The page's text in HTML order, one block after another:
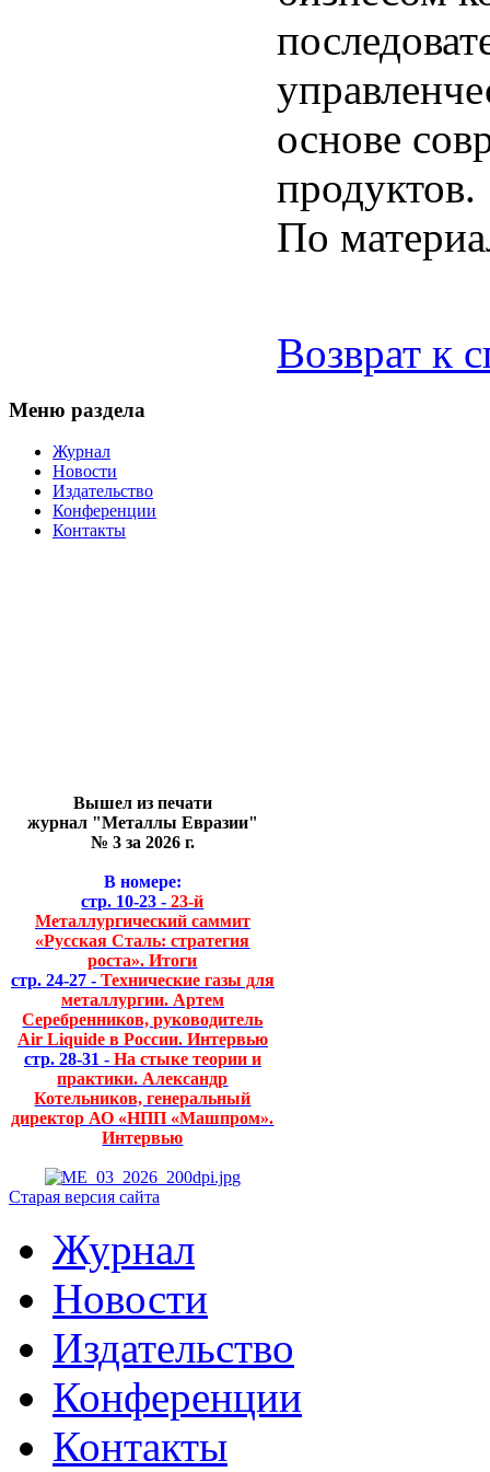
основе
продуктов.
По
Возврат к
Меню раздела
Журнал
Новости
Издательство
Конференции
Контакты
Вышел из печати
журнал "Металлы Евразии"
№ 3 за 2026 г.
В номере:
стр. 10-23 - 23-й
Металлургический саммит
«Русская Сталь: стратегия
роста». Итоги
стр. 24-27 - Технические газы для
металлургии. Артем
Серебренников, руководитель
Air Liquide в России. Интервью
стр. 28-31 - На стыке теории и
практики. Александр
Котельников, генеральный
директор АО «НПП «Машпром».
Интервью
Старая версия сайта
Журнал
Новости
Издательство
Конференции
Контакты